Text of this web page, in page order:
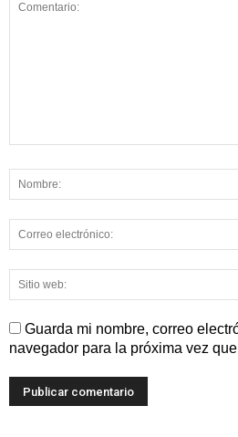
Guarda mi nombre, correo
navegador para la próxima vez